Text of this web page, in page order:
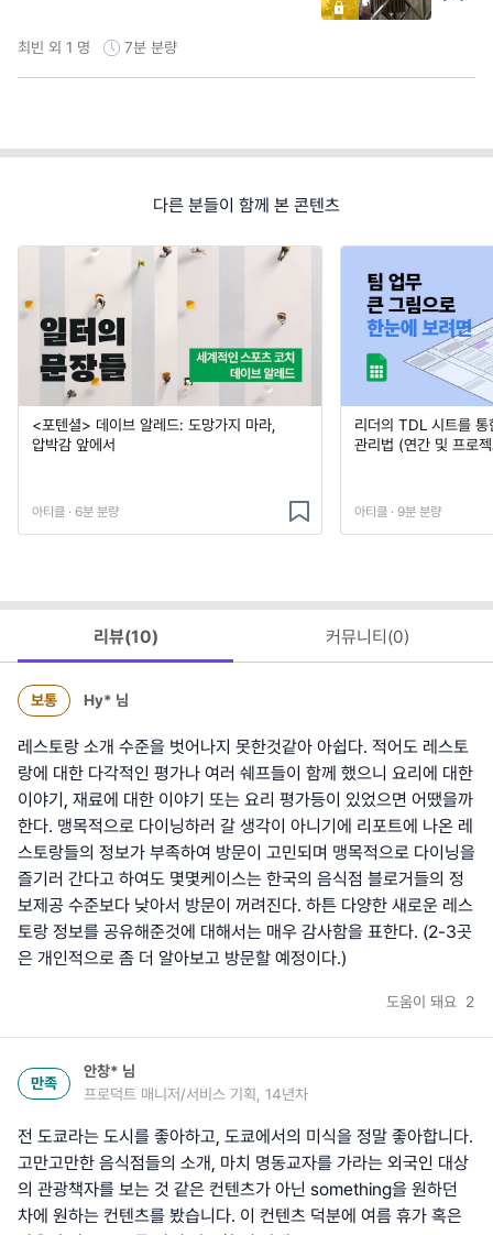
최빈 외 1 명 7분 분량
다른 분들이 함께 본 콘텐츠
<포텐셜> 데이브 알레드: 도망가지 마라,
압박감 앞에서
아티클 · 6분 분량
리더의 TDL 시트를
관리법 (연간 및 프로
아티클 · 9분 분량
리뷰(10) 커뮤니티(0)
보통 Hy* 님
레스토랑 소개 수준을 벗어나지 못한것같아 아쉽다. 적어도 레스토
랑에 대한 다각적인 평가나 여러 쉐프들이 함께 했으니 요리에 대한
이야기, 재료에 대한 이야기 또는 요리 평가등이 있었으면 어땠을까
한다. 맹목적으로 다이닝하러 갈 생각이 아니기에 리포트에 나온 레
스토랑들의 정보가 부족하여 방문이 고민되며 맹목적으로 다이닝을
즐기러 간다고 하여도 몇몇케이스는 한국의 음식점 블로거들의 정
보제공 수준보다 낮아서 방문이 꺼려진다. 하튼 다양한 새로운 레스
토랑 정보를 공유해준것에 대해서는 매우 감사함을 표한다. (2-3곳
은 개인적으로 좀 더 알아보고 방문할 예정이다.)
도움이 돼요 2
만족
안창* 님
프로덕트 매니저/서비스 기획, 14년차
전 도쿄라는 도시를 좋아하고, 도쿄에서의 미식을 정말 좋아합니다.
고만고만한 음식점들의 소개, 마치 명동교자를 가라는 외국인 대상
의 관광책자를 보는 것 같은 컨텐츠가 아닌 something을 원하던
차에 원하는 컨텐츠를 봤습니다. 이 컨텐츠 덕분에 여름 휴가 혹은